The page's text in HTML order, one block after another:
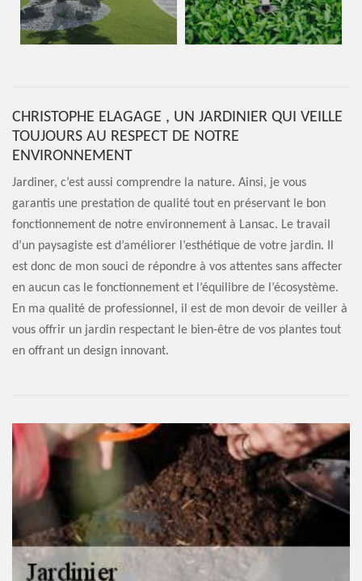
CHRISTOPHE ELAGAGE , UN JARDINIER QUI VEILLE
TOUJOURS AU RESPECT DE NOTRE
ENVIRONNEMENT
Jardiner, c’est aussi comprendre la nature. Ainsi, je vous
garantis une prestation de qualité tout en préservant le bon
fonctionnement de notre environnement à Lansac. Le travail
d’un paysagiste est d’améliorer l’esthétique de votre jardin. Il
est donc de mon souci de répondre à vos attentes sans affecter
en aucun cas le fonctionnement et l’équilibre de l’écosystème.
En ma qualité de professionnel, il est de mon devoir de veiller à
vous offrir un jardin respectant le bien-être de vos plantes tout
en offrant un design innovant.